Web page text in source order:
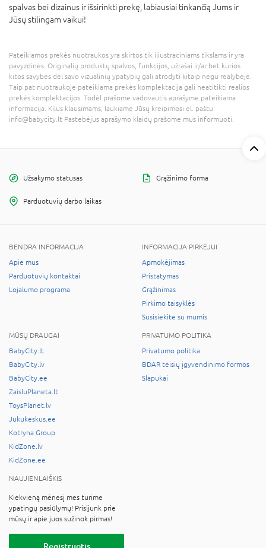
spalvas bei dizainus ir išsirinkti prekę, labiausiai tinkančią Jums ir
Jūsų stilingam vaikui!
Pateikiamos prekės nuotraukos yra skirtos tik iliustraciniams tikslams ir yra
pavyzdinės. Originalių produktų spalvos, funkcijos, užrašai ir/ar bet kurios
kitos savybės dėl savo vizualinių ypatybių gali atrodyti kitaip negu realybėje.
Taip pat nuotraukoje pateikiama prekės komplektacija gali neatitikti realios
prekės komplektacijos. Todėl prašome vadovautis aprašyme pateikiama
informacija. Kilus klausimams, laukiame Jūsų kreipimosi el. paštu
info@babycity.lt Pastebėjus aprašymo klaidų prašome mus informuoti.
Užsakymo statusas Grąžinimo forma
Parduotuvių darbo laikas
BENDRA INFORMACIJA
Apie mus
Parduotuvių kontaktai
Lojalumo programa
INFORMACIJA PIRKĖJUI
Apmokėjimas
Pristatymas
Grąžinimas
Pirkimo taisyklės
Susisiekite su mumis
MŪSŲ DRAUGAI
BabyCity.lt
BabyCity.lv
BabyCity.ee
ZaisluPlaneta.lt
ToysPlanet.lv
Jukukeskus.ee
Kotryna Group
KidZone.lv
KidZone.ee
PRIVATUMO POLITIKA
Privatumo politika
BDAR teisių įgyvendinimo formos
Slapukai
NAUJIENLAIŠKIS
Kiekvieną mėnesį mes turime
ypatingų pasiūlymų! Prisijunk prie
mūsų ir apie juos sužinok pirmas!